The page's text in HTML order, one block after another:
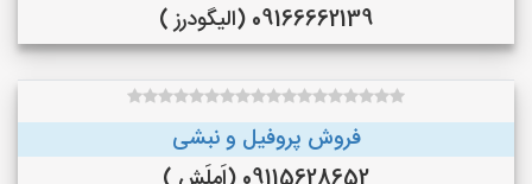
09166662139 (الیگودرز )
فروش پروفیل و نبشی